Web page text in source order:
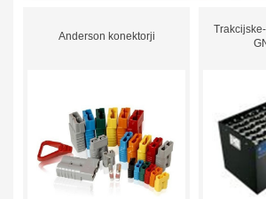
Anderson konektorji